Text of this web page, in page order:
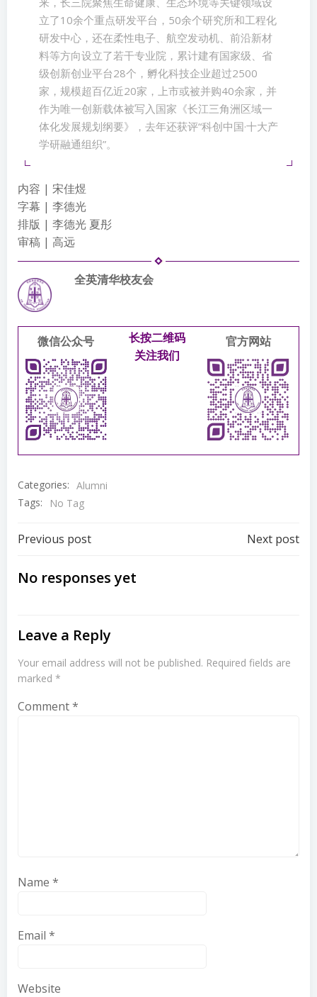
立了10余个重点研发平台，50余个研究所和工程化
研发中心，还在柔性电子、航空发动机、前沿新材
料等方向设立了若干专业院，累计建有国家级、省
级创新创业平台28个，孵化科技企业超过2500
家，规模超百亿近20家，上市或被并购40余家，并
作为唯一创新载体被写入国家《长江三角洲区域一
体化发展规划纲要》，去年还获评“科创中国·十大产
学研融通组织”。
内容 | 宋佳煜
字幕 | 李德光
排版 | 李德光 夏彤
审稿 | 高远
全英清华校友会
微信公众号
长按二维码
关注我们
官方网站
Categories: Alumni
Tags:
No Tag
Post
navigation
Previous post Next post
No responses yet
Leave a Reply
Your email address will not be published. Required fields are
marked *
Comment*
Name *
Email *
Website